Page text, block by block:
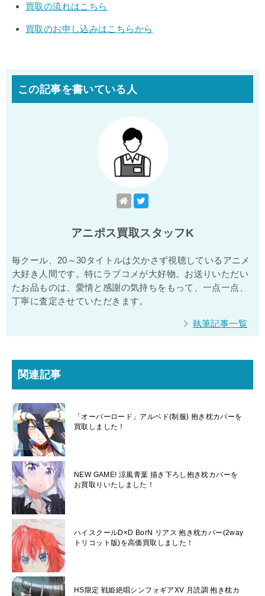
買取の流れはこちら
買取のお申し込みはこちらから
この記事を書いている人
アニポス買取スタッフK
毎クール、20～30タイトルは欠かさず視聴しているアニメ
大好き人間です。特にラブコメが大好物。お送りいただい
たお品ものは、愛情と感謝の気持ちをもって、一点一点、
丁寧に査定させていただきます。
執筆記事一覧
関連記事
「オーバーロード」アルベド(制服) 抱き枕カバーを
買取しました！
NEW GAME! 涼風青葉 描き下ろし抱き枕カバーを
お買取りいたしました！
ハイスクールD×D BorN リアス 抱き枕カバー(2way
トリコット版)を高価買取しました！
HS限定 戦姫絶唱シンフォギアXV 月読調 抱き枕カ